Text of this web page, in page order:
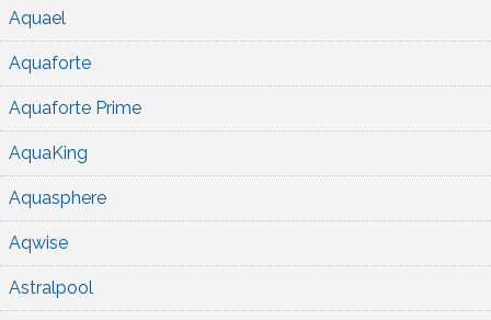
Aquael
Aquaforte
Aquaforte Prime
AquaKing
Aquasphere
Aqwise
Astralpool